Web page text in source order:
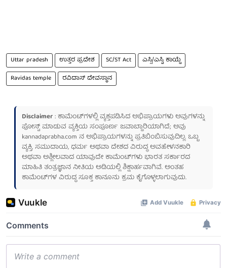
Uttar pradesh ಉತ್ತರ ಪ್ರದೇಶ SC/ST Act
ಎಸ್ಸಿ/ಎಸ್ಟಿ ಕಾಯ್ದೆ
Ravidas temple
ರವಿದಾಸ್ ದೇವಸ್ಥಾನ
Disclaimer: ಕಾಮೆಂಟ್‌ಗಳಲ್ಲಿ ವ್ಯಕ್ತಪಡಿಸಿದ ಅಭಿಪ್ರಾಯಗಳು ಅವುಗಳನ್ನು
ಪೋಸ್ಟ್ ಮಾಡುವ ವ್ಯಕ್ತಿಯ ಸಂಪೂರ್ಣ ಜವಾಬ್ದಾರಿಯಾಗಿದೆ; ಅವು
kannadaprabha.com ನ ಅಭಿಪ್ರಾಯಗಳನ್ನು ಪ್ರತಿಬಿಂಬಿಸುವುದಿಲ್ಲ. ಒಬ್ಬ
ವ್ಯಕ್ತಿ, ಸಮುದಾಯ, ಧರ್ಮ ಅಥವಾ ದೇಶದ ವಿರುದ್ಧ ಅವಹೇಳನಕಾರಿ
ಅಥವಾ ಅಶ್ಲೀಲವಾದ ಯಾವುದೇ ಕಾಮೆಂಟ್‌ಗಳು ಭಾರತ ಸರ್ಕಾರದ
ಮಾಹಿತಿ ತಂತ್ರಜ್ಞಾನ ನೀತಿಯ ಅಡಿಯಲ್ಲಿ ಶಿಕ್ಷಾರ್ಹವಾಗಿವೆ. ಅಂತಹ
ಕಾಮೆಂಟ್‌ಗಳ ವಿರುದ್ಧ ಸೂಕ್ತ ಕಾನೂನು ಕ್ರಮ ಕೈಗೊಳ್ಳಲಾಗುವುದು.